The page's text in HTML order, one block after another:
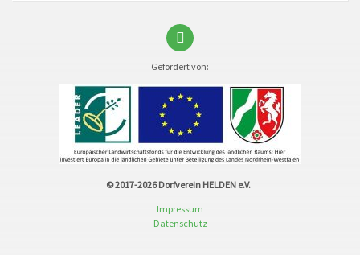
Gefördert von:
© 2017-2026Dorfverein HELDEN e.V.
Impressum
Datenschutz